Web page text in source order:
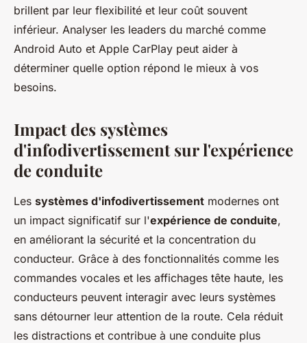
brillent par leur flexibilité et leur coût souvent
inférieur. Analyser les leaders du marché comme
Android Auto et Apple CarPlay peut aider à
déterminer quelle option répond le mieux à vos
besoins.
Impact des systèmes
d'infodivertissement sur l'expérience
de conduite
Les systèmes d'infodivertissement modernes ont
un impact significatif sur l'expérience de conduite,
en améliorant la sécurité et la concentration du
conducteur. Grâce à des fonctionnalités comme les
commandes vocales et les affichages tête haute, les
conducteurs peuvent interagir avec leurs systèmes
sans détourner leur attention de la route. Cela réduit
les distractions et contribue à une conduite plus